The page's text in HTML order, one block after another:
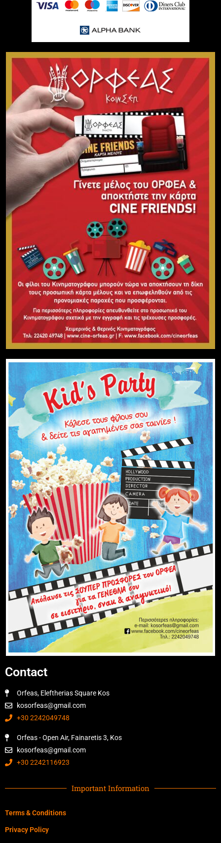
Contact
Orfeas, Eleftherias Square Kos
kosorfeas@gmail.com
+30 2242049748
Orfeas - Open Air, Fainaretis 3, Kos
kosorfeas@gmail.com
+30 2242116923
Important Information
Terms & Conditions
Privacy Policy